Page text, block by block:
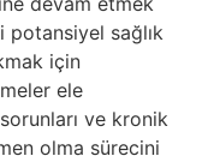
potansiyel sağlık
için
ele
ve kronik
olma sürecini